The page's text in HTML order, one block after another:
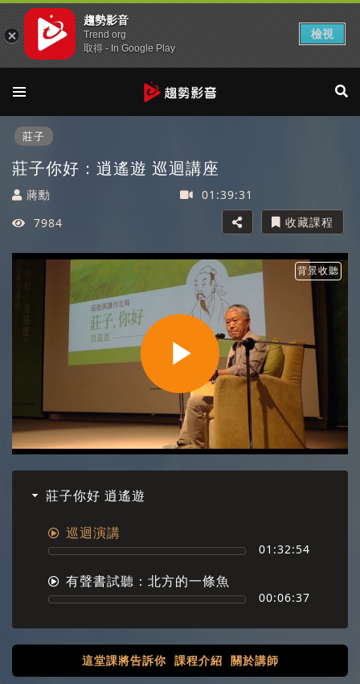
莊子
莊子你好：逍遙遊 巡迴講座
蔣勳
01:39:31
7984
收藏課程
背景收聽
Play
Video
莊子你好 逍遙遊
巡迴演講
01:32:54
有聲書試聽：北方的一條魚
00:06:37
這堂課將告訴你 課程介紹 關於講師
趨勢影音
Trend org
取得 - In Google Play
檢視